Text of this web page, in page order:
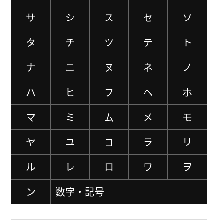
サ
シ ス セ
ソ
タ
チ ツ テ
ト
ナ
ニ ヌ ネ
ノ
ハ
ヒ フ ヘ
ホ
マ
ミ ム メ
モ
ヤ
ユ ヨ ラ
リ
ル
レ ロ ワ
ヲ
ン
数字・記号